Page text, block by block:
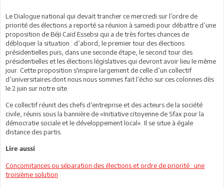
Le Dialogue national qui devait trancher ce mercredi sur l’ordre de
priorité des élections a reporté sa réunion à samedi pour débattre d’une
proposition de Béji Caïd Essebsi qui a de très fortes chances de
débloquer la situation : d’abord, le premier tour des élections
présidentielles puis, dans une seconde étape, le second tour des
présidentielles et les élections législatives qui devront avoir lieu le même
jour. Cette proposition s'inspire largement de celle d’un collectif
d’universitaires dont nous nous sommes fait l’écho sur ces colonnes dès
le 2 juin sur notre site.
Ce collectif réunit des chefs d’entreprise et des acteurs de la société
civile, réunis sous la bannière de «Initiative citoyenne de Sfax pour la
démocratie sociale et le développement local». Il se situe à égale
distance des partis.
Lire aussi
Concomitances ou séparation des élections et ordre de priorité : une
troisième solution